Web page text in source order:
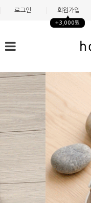
로그인 회원가입
+3,000원